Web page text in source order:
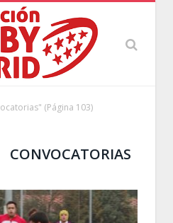
(Página 103)
CONVOCATORIAS